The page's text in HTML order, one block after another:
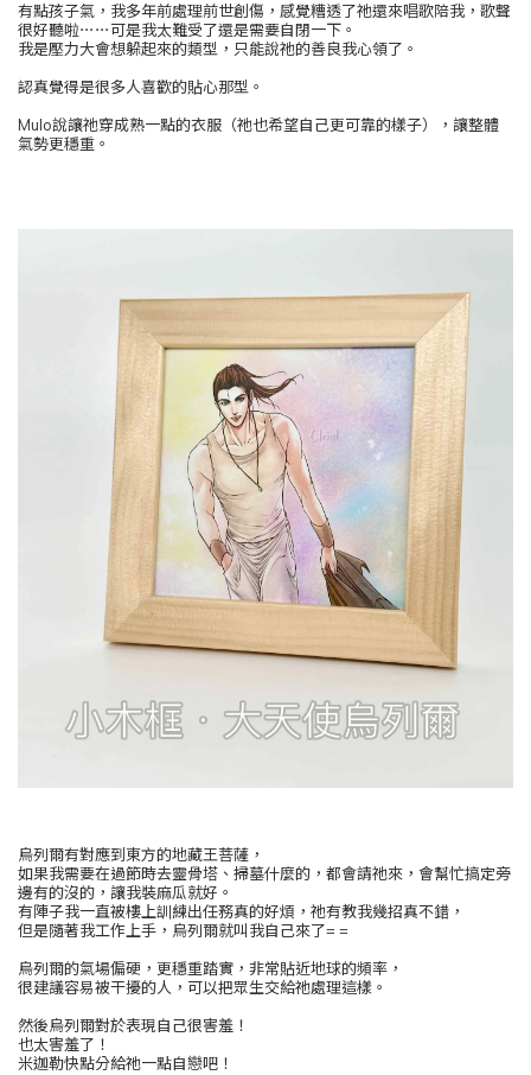
有點孩子氣，我多年前處理前世創傷，感覺糟透了祂還來唱歌陪我，歌聲
很好聽啦⋯⋯可是我太難受了還是需要自閉一下。
我是壓力大會想躲起來的類型，只能說祂的善良我心領了。
認真覺得是很多人喜歡的貼心那型。
Mulo說讓祂穿成熟一點的衣服（祂也希望自己更可靠的樣子），讓整體
氣勢更穩重。
烏列爾有對應到東方的地藏王菩薩，
如果我需要在過節時去靈骨塔、掃墓什麼的，都會請祂來，會幫忙搞定旁
邊有的沒的，讓我裝麻瓜就好。
有陣子我一直被樓上訓練出任務真的好煩，祂有教我幾招真不錯，
但是隨著我工作上手，烏列爾就叫我自己來了= =
烏列爾的氣場偏硬，更穩重踏實，非常貼近地球的頻率，
很建議容易被干擾的人，可以把眾生交給祂處理這樣。
然後烏列爾對於表現自己很害羞！
也太害羞了！
米迦勒快點分給祂一點自戀吧！